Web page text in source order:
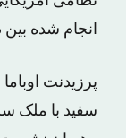
انجام شده
پرزیدنت
سفید با ملک